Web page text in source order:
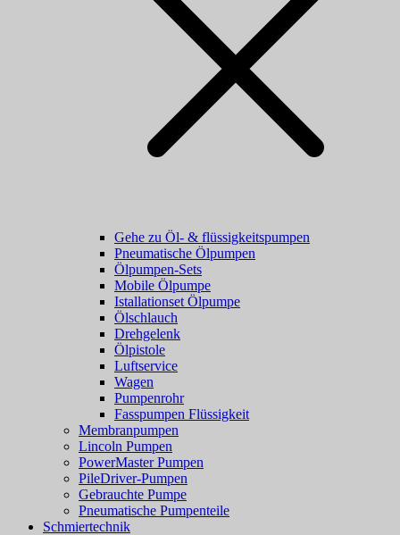
Gehe zu Öl- & flüssigkeitspumpen
Pneumatische Ölpumpen
Ölpumpen-Sets
Mobile Ölpumpe
Istallationset Ölpumpe
Ölschlauch
Drehgelenk
Ölpistole
Luftservice
Wagen
Pumpenrohr
Fasspumpen Flüssigkeit
Membranpumpen
Lincoln Pumpen
PowerMaster Pumpen
PileDriver-Pumpen
Gebrauchte Pumpe
Pneumatische Pumpenteile
Schmiertechnik